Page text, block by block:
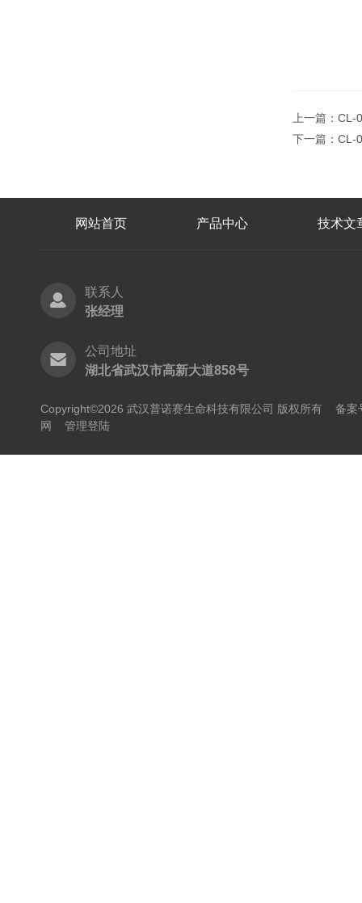
上一篇： CL-
下一篇： CL-
网站首页 产品中心 技术文
联系人
张经理
公司地址
湖北省武汉市高新大道858号
Copyright©2026 武汉普诺赛生命科技有限公司 版权所有 备案
网
管理登陆